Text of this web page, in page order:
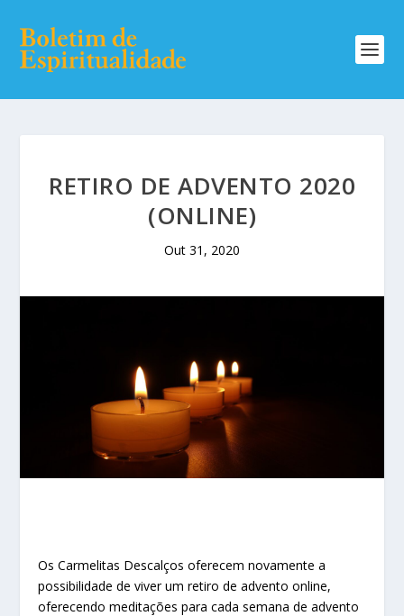
RETIRO DE ADVENTO 2020
(ONLINE)
Out 31, 2020
Os Carmelitas Descalços oferecem novamente a
possibilidade de viver um retiro de advento online,
oferecendo meditações para cada semana de advento